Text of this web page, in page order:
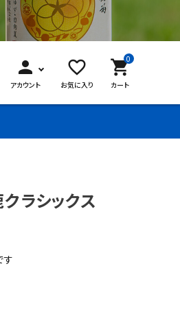
person
アカウント
favorite_border
お気に入り
0
shopping_cart
カート
ラシックス
す